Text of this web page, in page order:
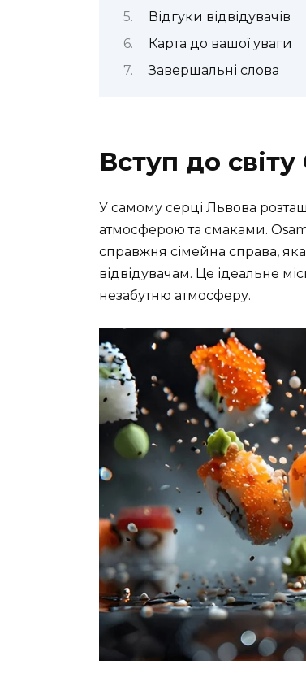
Відгуки відвідувачів
Карта до вашої уваги
Завершальні слова
Вступ до
У самому серці Львова
атмосферою та смаками.
справжня сімейна справа,
відвідувачам. Це ідеальне
незабутню атмосферу.